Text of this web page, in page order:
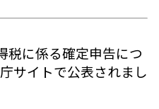
税に係る確定申告につ
サイトで公表されまし